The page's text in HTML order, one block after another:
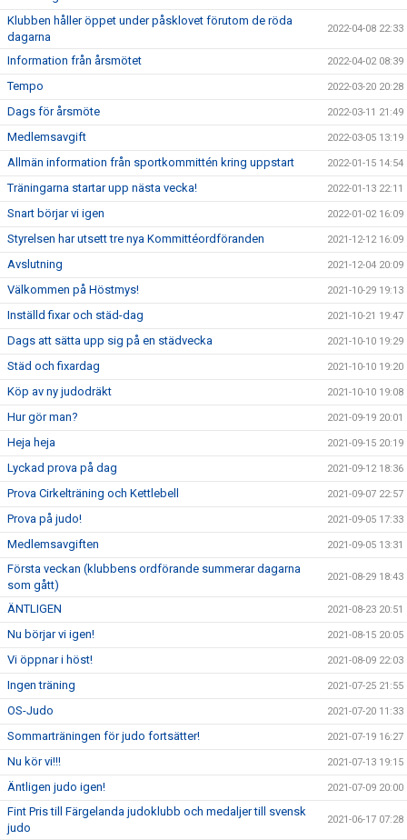
Klubben håller öppet under påsklovet förutom de röda
dagarna
2022-04-08 22:33
Information från årsmötet 2022-04-02 08:39
Tempo 2022-03-20 20:28
Dags för årsmöte 2022-03-11 21:49
Medlemsavgift 2022-03-05 13:19
Allmän information från sportkommittén kring uppstart 2022-01-15 14:54
Träningarna startar upp nästa vecka! 2022-01-13 22:11
Snart börjar vi igen 2022-01-02 16:09
Styrelsen har utsett tre nya Kommittéordföranden 2021-12-12 16:09
Avslutning 2021-12-04 20:09
Välkommen på Höstmys! 2021-10-29 19:13
Inställd fixar och städ-dag 2021-10-21 19:47
Dags att sätta upp sig på en städvecka 2021-10-10 19:29
Städ och fixardag 2021-10-10 19:20
Köp av ny judodräkt 2021-10-10 19:08
Hur gör man? 2021-09-19 20:01
Heja heja 2021-09-15 20:19
Lyckad prova på dag 2021-09-12 18:36
Prova Cirkelträning och Kettlebell 2021-09-07 22:57
Prova på judo! 2021-09-05 17:33
Medlemsavgiften 2021-09-05 13:31
Första veckan (klubbens ordförande summerar dagarna
som gått)
2021-08-29 18:43
ÄNTLIGEN 2021-08-23 20:51
Nu börjar vi igen! 2021-08-15 20:05
Vi öppnar i höst! 2021-08-09 22:03
Ingen träning 2021-07-25 21:55
OS-Judo 2021-07-20 11:33
Sommarträningen för judo fortsätter! 2021-07-19 16:27
Nu kör vi!!! 2021-07-13 19:15
Äntligen judo igen! 2021-07-09 20:00
Fint Pris till Färgelanda judoklubb och medaljer till svensk
judo
2021-06-17 07:28